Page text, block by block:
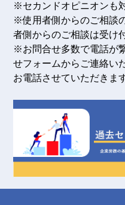
※セカンドオピニオンも
※使用者側からのご相談
者側からのご相談は受け
※お問合せ多数で電話が
せフォームからご連絡い
お電話させていただきま